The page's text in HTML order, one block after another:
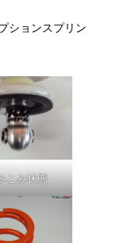
ションスプリン
こみ状態